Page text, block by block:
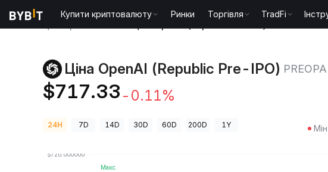
Купити криптовалюту Ринки Торгівля TradFi
Ціна OpenAI (Republic Pre-IPO)
$717.33 -0.11%
24H 7D 14D 30D 60D 200D 1Y Мін.